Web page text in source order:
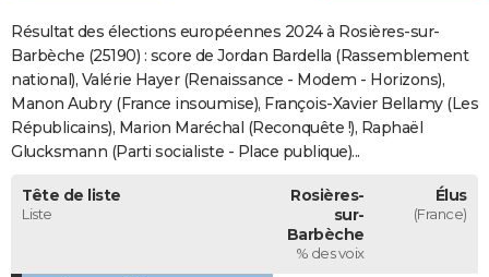
AVIS DE DÉCÈS
FORUM
Bricolage
Lifestyle
Culture
Sport
Auto
Television
Voyage
Cinema
Résultat des élections européennes 2024 à Rosières-sur-
Barbèche (25190) : score de Jordan Bardella (Rassemblement
national), Valérie Hayer (Renaissance - Modem - Horizons),
Manon Aubry (France insoumise), François-Xavier Bellamy (Les
Républicains), Marion Maréchal (Reconquête !), Raphaël
Glucksmann (Parti socialiste - Place publique)...
Tête de liste
Liste
Rosières-
sur-
Barbèche
% des voix
Élus
(France)